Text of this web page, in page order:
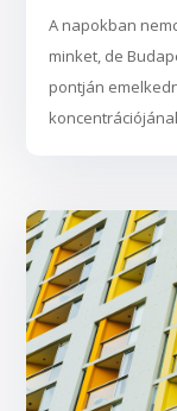
A napokban
minket, de
pontján